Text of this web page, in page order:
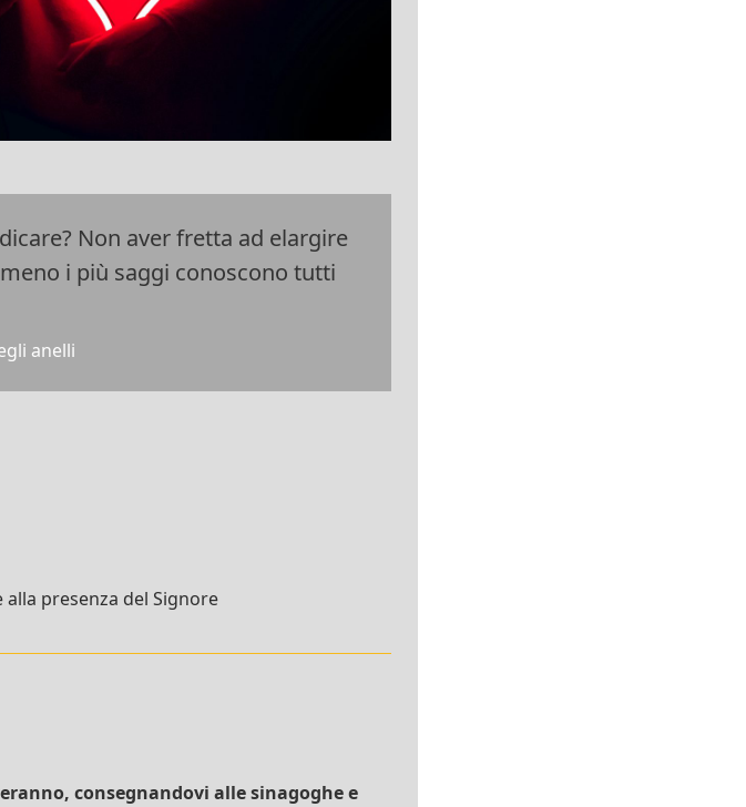
Non aver fretta ad elargire
i più saggi conoscono tutti
anelli
presenza del Signore
consegnandovi alle sinagoghe e